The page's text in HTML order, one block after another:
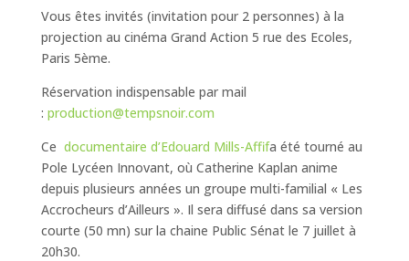
Vous êtes invités (invitation pour 2 personnes) à la
projection au cinéma Grand Action 5 rue des Ecoles,
Paris 5ème.
Réservation indispensable par mail
: production@tempsnoir.com
Ce documentaire d’Edouard Mills-Affifa été tourné au
Pole Lycéen Innovant, où Catherine Kaplan anime
depuis plusieurs années un groupe multi-familial « Les
Accrocheurs d’Ailleurs ». Il sera diffusé dans sa version
courte (50 mn) sur la chaine Public Sénat le 7 juillet à
20h30.